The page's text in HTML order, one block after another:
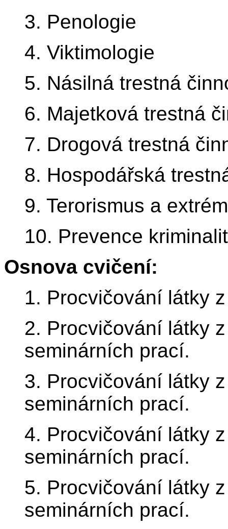
3. Penologie
4. Viktimologie
5. Násilná trestná
6. Majetková trestná
7. Drogová trestná
8. Hospodářská
9. Terorismus a
10. Prevence
Osnova cvičení:
1. Procvičování látky
2. Procvičování látky
seminárních prací.
3. Procvičování látky
seminárních prací.
4. Procvičování látky
seminárních prací.
5. Procvičování látky
seminárních prací.